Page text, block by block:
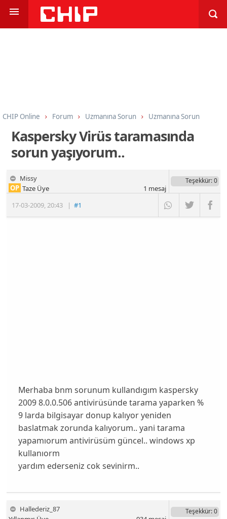
CHIP Online Forum Uzmanına Sorun Uzmanına Sorun
Kaspersky Virüs taramasında
sorun yaşıyorum..
Missy
17-03-2009,20:43 |#1
OP Taze Üye
Teşekkür: 0
1 mesaj
Merhaba bnm sorunum kullandıgım kaspersky
2009 8.0.0.506 antivirüsünde tarama yaparken %
9 larda bilgisayar donup kalıyor yeniden
baslatmak zorunda kalıyorum.. yani tarama
yapamıorum antivirüsüm güncel.. windows xp
kullanıorm
yardım ederseniz cok sevinirm..
Hallederiz_87 Teşekkür: 0